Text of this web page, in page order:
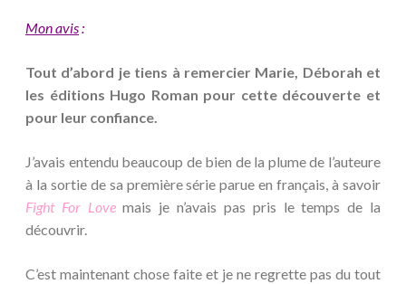
Mon avis:
Tout d’abord je tiens à remercier Marie, Déborah et
les éditions Hugo Roman pour cette découverte et
pour leur confiance.
J’avais entendu beaucoup de bien de la plume de l’auteure
à la sortie de sa première série parue en français, à savoir
Fight For Lovemais je n’avais pas pris le temps de la
découvrir.
C’est maintenant chose faite et je ne regrette pas du tout